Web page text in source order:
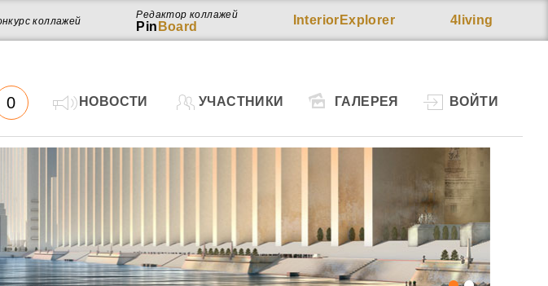
4living
InteriorExplorer
Редактор коллажей
Pin Board
коллажей
0 НОВОСТИ УЧАСТНИКИ ГАЛЕРЕЯ ВОЙТИ